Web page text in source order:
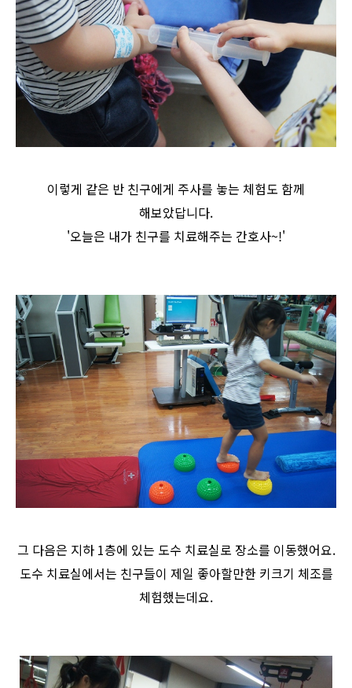
이렇게 같은 반 친구에게 주사를 놓는 체험도 함께
해보았답니다.
'오늘은 내가 친구를 치료해주는 간호사~!'
그 다음은 지하 1층에 있는 도수 치료실로 장소를 이동했어요.
도수 치료실에서는 친구들이 제일 좋아할만한 키크기 체조를
체험했는데요.